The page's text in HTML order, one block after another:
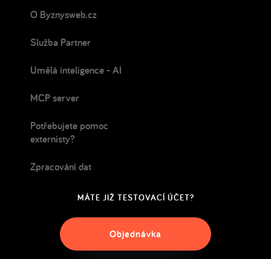
O Byznysweb.cz
Služba Partner
Umělá inteligence - AI
MCP server
Potřebujete pomoc
externisty?
Zpracování dat
MÁTE JIŽ TESTOVACÍ ÚČET?
Objednávka